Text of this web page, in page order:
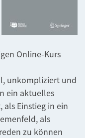
Online-Kurs
unkompliziert und
ein aktuelles
als Einstieg in ein
als
zu können